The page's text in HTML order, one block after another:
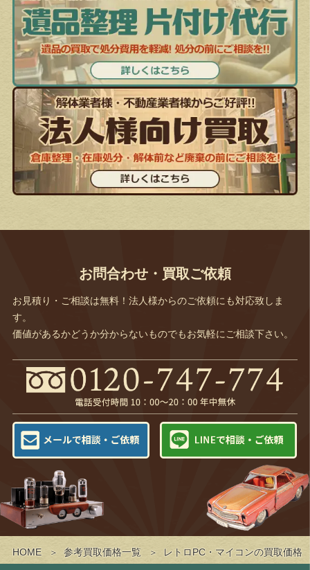
HOME 参考買取価格一覧 レトロPC・マイコンの買取価格
お問合わせ・買取ご依頼
お見積り・ご相談は無料！法人様からのご依頼にも対応致しま
す。
価値があるかどうか分からないものでもお気軽にご相談下さい。